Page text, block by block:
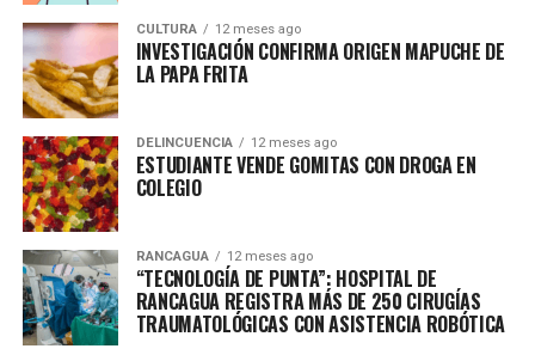
CULTURA 12 meses ago
INVESTIGACIÓN CONFIRMA ORIGEN MAPUCHE DE
LA PAPA FRITA
DELINCUENCIA 12 meses ago
ESTUDIANTE VENDE GOMITAS CON DROGA EN
COLEGIO
RANCAGUA 12 meses ago
“TECNOLOGÍA DE PUNTA”: HOSPITAL DE
RANCAGUA REGISTRA MÁS DE 250 CIRUGÍAS
TRAUMATOLÓGICAS CON ASISTENCIA ROBÓTICA